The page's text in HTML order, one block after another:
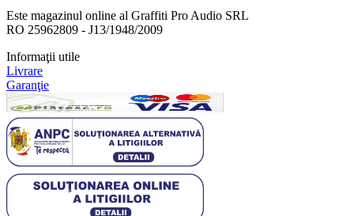
Este magazinul online al Graffiti Pro Audio SRL
RO 25962809 - J13/1948/2009
Informaţii utile
Livrare
Garanţie